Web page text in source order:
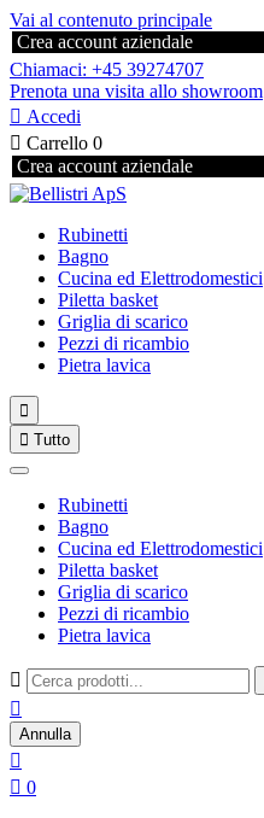
Vai al contenuto principale
Crea account aziendale
Chiamaci: +45 39274707
Prenota una visita allo showroom
 Accedi
 Carrello 0
Crea account aziendale
Rubinetti
Bagno
Cucina ed Elettrodomestici
Piletta basket
Griglia di scarico
Pezzi di ricambio
Pietra lavica

 Tutto
Rubinetti
Bagno
Cucina ed Elettrodomestici
Piletta basket
Griglia di scarico
Pezzi di ricambio
Pietra lavica


Annulla

 0